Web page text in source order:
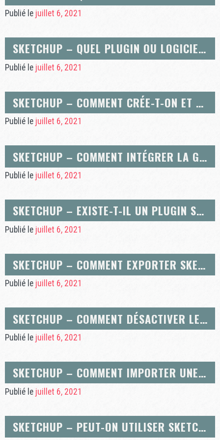
Publié le juillet 6, 2021
SKETCHUP – QUEL PLUGIN OU LOGICIEL DE RENDU PHOTO-RÉALISTE CHOISIR POUR SKETCHUP
Publié le juillet 6, 2021
SKETCHUP – COMMENT CRÉE-T-ON ET UTILISE-T-ON DES CALQUES SUR SKETCHUP ?
Publié le juillet 6, 2021
SKETCHUP – COMMENT INTÉGRER LA GRAVITÉ DANS UN MODÈLE SKETCHUP ?
Publié le juillet 6, 2021
SKETCHUP – EXISTE-T-IL UN PLUGIN SKETCHUP PERMETTANT L’AFFICHAGE DE LA VALEUR D’UNE SURFACE EN TEMPS RÉEL ALORS QUE L’ON PROCÈDE À UNE MODIFICATION DE CELLE-CI ?
Publié le juillet 6, 2021
SKETCHUP – COMMENT EXPORTER SKETCH-UP 8 EN 3D (KMZ) DANS UNE VERSION EXPLOITABLE PAR PEPAKURA ?
Publié le juillet 6, 2021
SKETCHUP – COMMENT DÉSACTIVER LES SAUVEGARDES AUTOMATIQUE DANS SKETCHUP ?
Publié le juillet 6, 2021
SKETCHUP – COMMENT IMPORTER UNE IMAGE DANS UN MODÈLE SKETCHUP ?
Publié le juillet 6, 2021
SKETCHUP – PEUT-ON UTILISER SKETCHUP SANS ÉCRAN 3D ?